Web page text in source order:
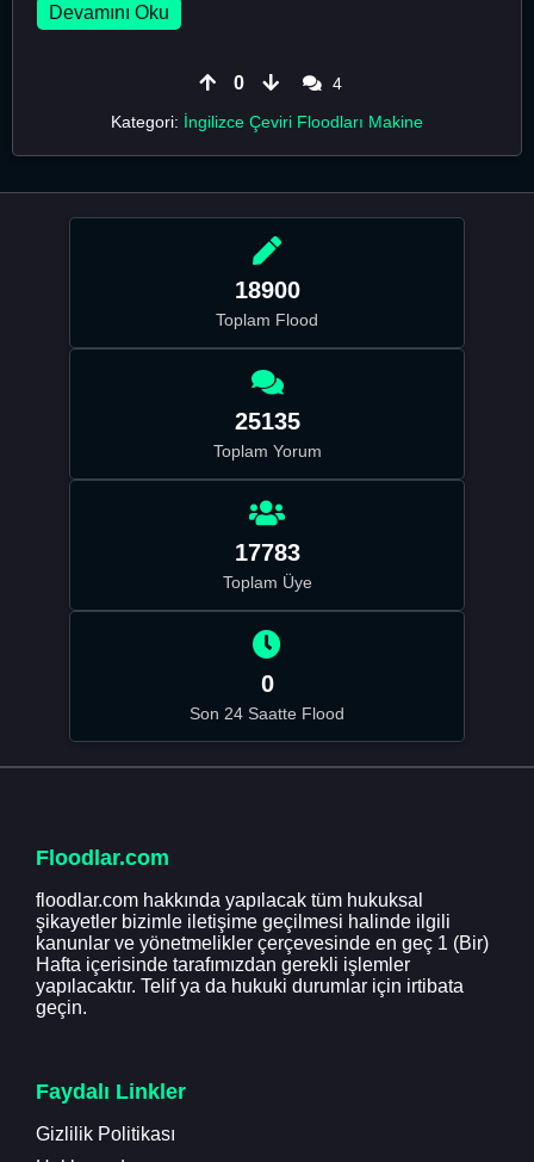
Devamını Oku
0
4
Kategori: İngilizce Çeviri Floodları Makine
18900
Toplam Flood
25135
Toplam Yorum
17783
Toplam Üye
0
Son 24 Saatte Flood
Floodlar.com
floodlar.com hakkında yapılacak tüm hukuksal
şikayetler bizimle iletişime geçilmesi halinde ilgili
kanunlar ve yönetmelikler çerçevesinde en geç 1 (Bir)
Hafta içerisinde tarafımızdan gerekli işlemler
yapılacaktır. Telif ya da hukuki durumlar için irtibata
geçin.
Faydalı Linkler
Gizlilik Politikası